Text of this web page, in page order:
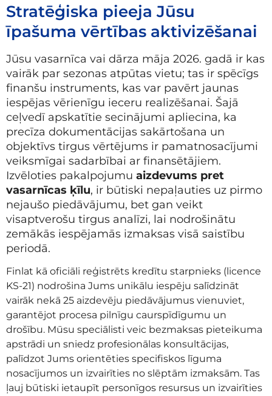
Stratēģiska pieeja Jūsu
īpašuma vērtības aktivizēšanai
Jūsu vasarnīca vai dārza māja 2026. gadā ir kas
vairāk par sezonas atpūtas vietu; tas ir spēcīgs
finanšu instruments, kas var pavērt jaunas
iespējas vērienīgu ieceru realizēšanai. Šajā
ceļvedī apskatītie secinājumi apliecina, ka
precīza dokumentācijas sakārtošana un
objektīvs tirgus vērtējums ir pamatnosacījumi
veiksmīgai sadarbībai ar finansētājiem.
Izvēloties pakalpojumu aizdevums pret
vasarnīcas ķīlu, ir būtiski nepaļauties uz pirmo
nejaušo piedāvājumu, bet gan veikt
visaptverošu tirgus analīzi, lai nodrošinātu
zemākās iespējamās izmaksas visā saistību
periodā.
Finlat kā oficiāli reģistrēts kredītu starpnieks (licence
KS-21) nodrošina Jums unikālu iespēju salīdzināt
vairāk nekā 25 aizdevēju piedāvājumus vienuviet,
garantējot procesa pilnīgu caurspīdīgumu un
drošību. Mūsu speciālisti veic bezmaksas pieteikuma
apstrādi un sniedz profesionālas konsultācijas,
palīdzot Jums orientēties specifiskos līguma
nosacījumos un izvairīties no slēptām izmaksām. Tas
ļauj būtiski ietaupīt personīgos resursus un izvairīties